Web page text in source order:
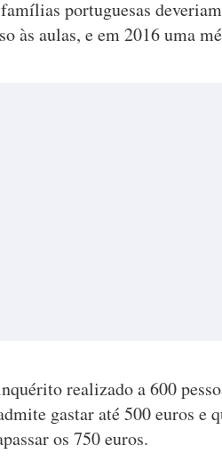
portuguesas
às aulas, e em 2016 uma
realizado a 600
gastar até 500 euros e
os 750 euros.